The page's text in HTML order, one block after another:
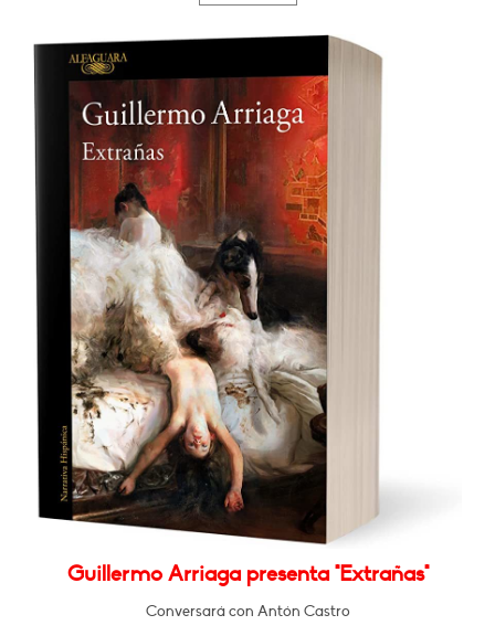
Guillermo Arriaga presenta "Extrañas"
Conversará con Antón Castro